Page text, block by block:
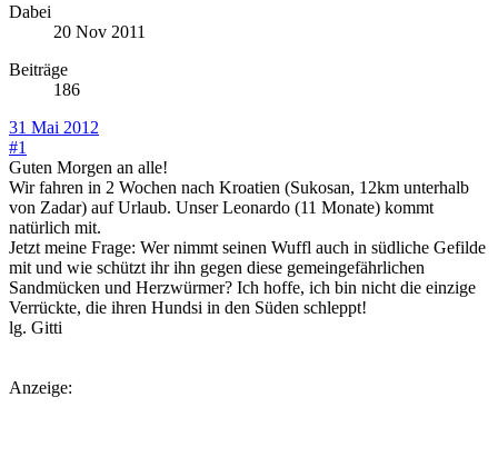
Dabei
20 Nov 2011
Beiträge
186
31 Mai 2012
#1
Guten Morgen an alle!
Wir fahren in 2 Wochen nach Kroatien (Sukosan, 12km unterhalb
von Zadar) auf Urlaub. Unser Leonardo (11 Monate) kommt
natürlich mit.
Jetzt meine Frage: Wer nimmt seinen Wuffl auch in südliche Gefilde
mit und wie schützt ihr ihn gegen diese gemeingefährlichen
Sandmücken und Herzwürmer? Ich hoffe, ich bin nicht die einzige
Verrückte, die ihren Hundsi in den Süden schleppt!
lg. Gitti
Anzeige: